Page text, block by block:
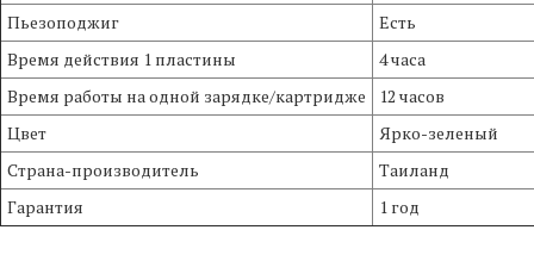
Пьезоподжиг
Есть
Время действия 1 пластины
4 часа
Время работы на одной зарядке/картридже
12 часов
Цвет
Ярко-зеленый
Страна-производитель
Таиланд
Гарантия
1 год